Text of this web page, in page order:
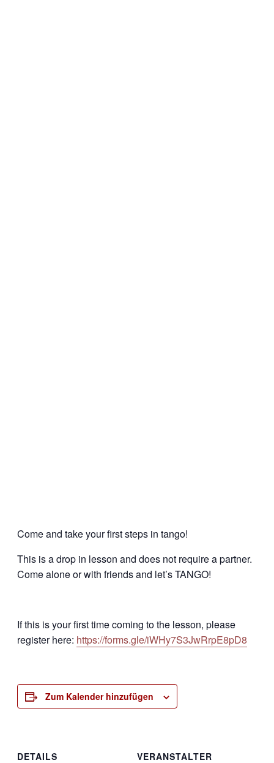
Come and take your first steps in tango!
This is a drop in lesson and does not require a partner.
Come alone or with friends and let’s TANGO!
If this is your first time coming to the lesson, please
register here: https://forms.gle/iWHy7S3JwRrpE8pD8
Zum Kalender hinzufügen
DETAILS
VERANSTALTER